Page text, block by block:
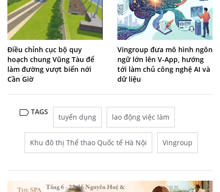
Điều chỉnh cục bộ quy
hoạch chung Vũng Tàu để
làm đường vượt biển nới
Cần Giờ
Vingroup đưa mô hình ngôn
ngữ lớn lên V-App, hướng
tới làm chủ công nghệ AI và
dữ liệu
TAGS
tuyển dụng lao động việc làm
Khu đô thị Thể thao Quốc tế Hà Nội Vingroup